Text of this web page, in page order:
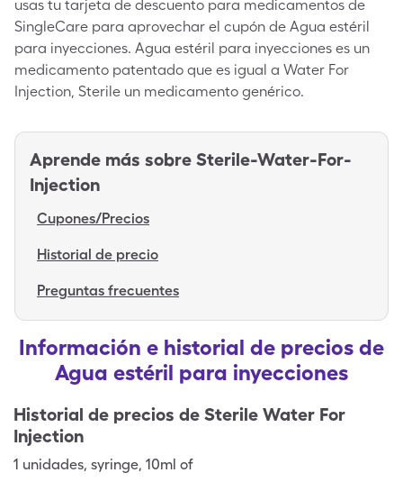
usas tu tarjeta de descuento para medicamentos de
SingleCare para aprovechar el cupón de Agua estéril
para inyecciones. Agua estéril para inyecciones es un
medicamento patentado que es igual a Water For
Injection, Sterile un medicamento genérico.
Aprende más sobre Sterile-Water-For-
Injection
Cupones/Precios
Historial de precio
Preguntas frecuentes
Información e historial de precios de
Agua estéril para inyecciones
Historial de precios de Sterile Water For
Injection
1 unidades, syringe, 10ml of